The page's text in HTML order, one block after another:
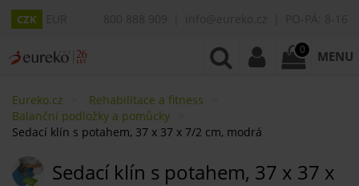
CZK
0 MENU
Eureko.cz
Rehabilitace a fitness
Balanční podložky a pomůcky
Sedací klín s potahem, 37 x 37 x 7/2 cm, modrá
Sedací klín s potahem, 37 x 37 x